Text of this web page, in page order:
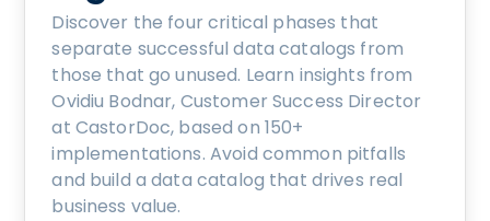
Discover the four critical phases that
separate successful data catalogs from
those that go unused. Learn insights from
Ovidiu Bodnar, Customer Success Director
at CastorDoc, based on 150+
implementations. Avoid common pitfalls
and build a data catalog that drives real
business value.